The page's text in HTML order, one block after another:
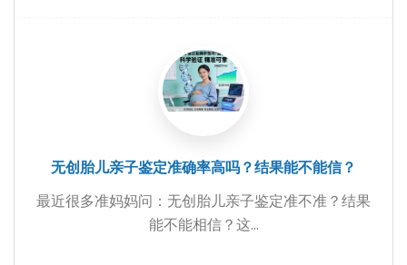
无创胎儿亲子鉴定准确率高吗？结果能不能信？
最近很多准妈妈问：无创胎儿亲子鉴定准不准？结果
能不能相信？这...